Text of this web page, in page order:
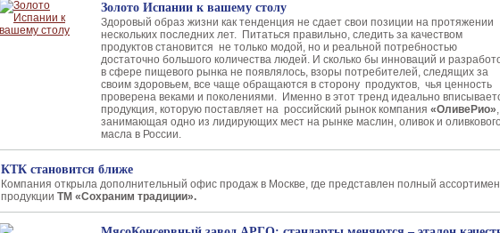
Золото Испании к вашему столу
Здоровый образ жизни как тенденция не сдает свои позиции на протяжении
нескольких последних лет. Питаться правильно, следить за качеством
продуктов становится не только модой, но и реальной потребностью
достаточно большого количества людей. И сколько бы инноваций и
в сфере пищевого рынка не появлялось, взоры потребителей, следящих за
своим здоровьем, все чаще обращаются в сторону продуктов, чья ценность
проверена веками и поколениями. Именно в этот тренд идеально
продукция, которую поставляет на российский рынок компания «ОливеРио»,
занимающая одно из лидирующих мест на рынке маслин, оливок и
масла в России.
КТК становится ближе
Компания открыла дополнительный офис продаж в Москве, где представлен полный
продукции ТМ «Сохраним традиции».